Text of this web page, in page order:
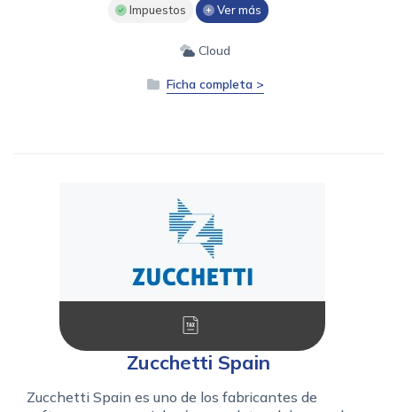
Impuestos Ver más
Cloud
Ficha completa >
Zucchetti Spain
Zucchetti Spain es uno de los fabricantes de